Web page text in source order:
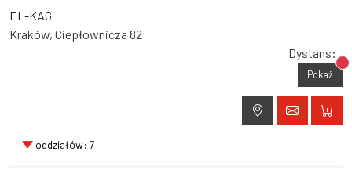
EL-KAG
Kraków, Ciepłownicza 82
Dystans:
Pokaż
oddziałów: 7